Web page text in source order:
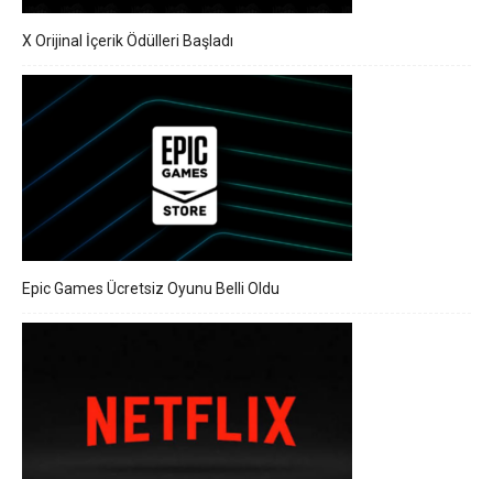
X Orijinal İçerik Ödülleri Başladı
Epic Games Ücretsiz Oyunu Belli Oldu